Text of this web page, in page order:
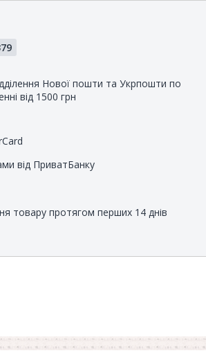
Нової пошти та Укрпошти по
від 1500 грн
від ПриватБанку
товару протягом перших 14 днів